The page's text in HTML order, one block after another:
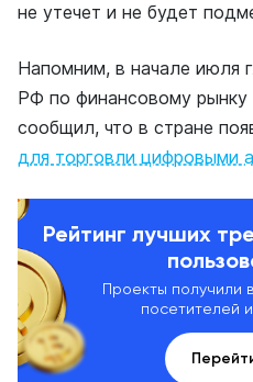
не утечет и не будет
Напомним, в начале июля
РФ по финансовому рынку
сообщил, что в стране
для торговли цифровыми
Рейтинг лучших
Проекты получили
посетителей